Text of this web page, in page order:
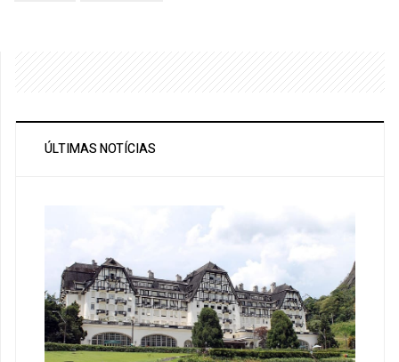
ÚLTIMAS NOTÍCIAS